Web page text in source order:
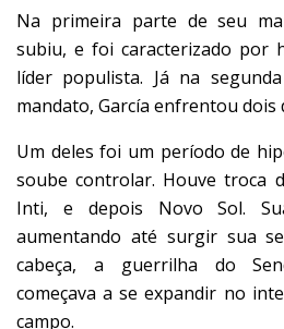
Na primeira parte de seu
subiu, e foi caracterizado por
líder populista. Já na
mandato, García enfrentou dois
Um deles foi um período de
soube controlar. Houve troca
Inti, e depois Novo Sol.
aumentando até surgir sua
cabeça, a guerrilha do
começava a se expandir no
campo.